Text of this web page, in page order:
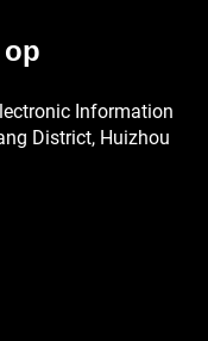
Information
District, Huizhou